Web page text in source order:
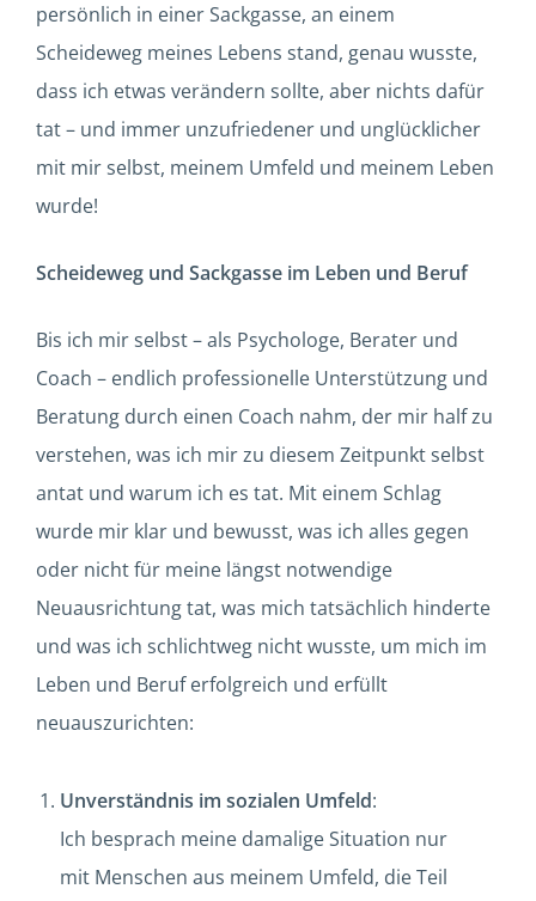
persönlich in einer Sackgasse, an einem
Scheideweg meines Lebens stand, genau wusste,
dass ich etwas verändern sollte, aber nichts dafür
tat – und immer unzufriedener und unglücklicher
mit mir selbst, meinem Umfeld und meinem Leben
wurde!
Scheideweg und Sackgasse im Leben und Beruf
Bis ich mir selbst – als Psychologe, Berater und
Coach – endlich professionelle Unterstützung und
Beratung durch einen Coach nahm, der mir half zu
verstehen, was ich mir zu diesem Zeitpunkt selbst
antat und warum ich es tat. Mit einem Schlag
wurde mir klar und bewusst, was ich alles gegen
oder nicht für meine längst notwendige
Neuausrichtung tat, was mich tatsächlich hinderte
und was ich schlichtweg nicht wusste, um mich im
Leben und Beruf erfolgreich und erfüllt
neuauszurichten:
Unverständnis im sozialen Umfeld:
Ich besprach meine damalige Situation nur
mit Menschen aus meinem Umfeld, die Teil